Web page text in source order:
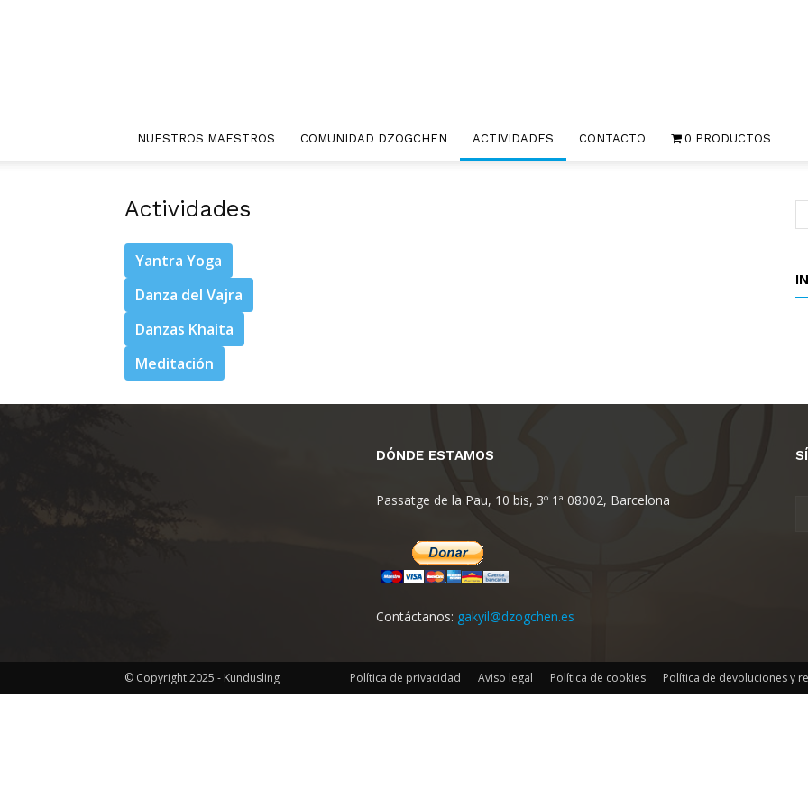
NUESTROS MAESTROS COMUNIDAD DZOGCHEN ACTIVIDADES CONTACTO 0 PRODUCTOS
Actividades
Yantra Yoga
Danza del Vajra
Danzas Khaita
Meditación
DÓNDE ESTAMOS
Passatge de la Pau, 10 bis, 3º 1ª 08002, Barcelona
Contáctanos: gakyil@dzogchen.es
Política de privacidad Aviso legal Política de cookies Política de devoluciones y
© Copyright 2025 - Kundusling